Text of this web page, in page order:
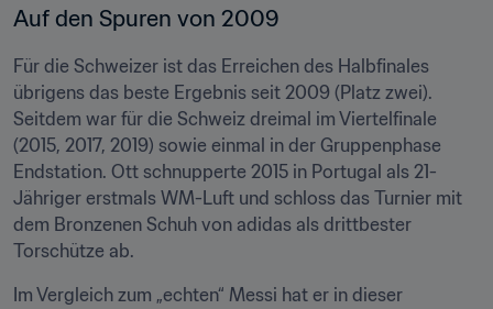
Auf den Spuren von 2009
Für die Schweizer ist das Erreichen des Halbfinales
übrigens das beste Ergebnis seit 2009 (Platz zwei).
Seitdem war für die Schweiz dreimal im Viertelfinale
(2015, 2017, 2019) sowie einmal in der Gruppenphase
Endstation. Ott schnupperte 2015 in Portugal als 21-
Jähriger erstmals WM-Luft und schloss das Turnier mit
dem Bronzenen Schuh von adidas als drittbester
Torschütze ab.
Im Vergleich zum „echten“ Messi hat er in dieser